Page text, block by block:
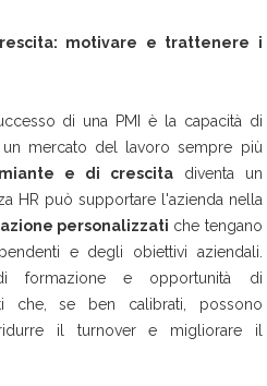
motivare e trattenere i
di una PMI è la capacità di
un mercato del lavoro sempre più
e di crescitadiventa un
HR può supportare l'azienda nella
personalizzati che tengano
e degli obiettivi aziendali.
formazione e opportunità di
che, se ben calibrati, possono
il turnover e migliorare il